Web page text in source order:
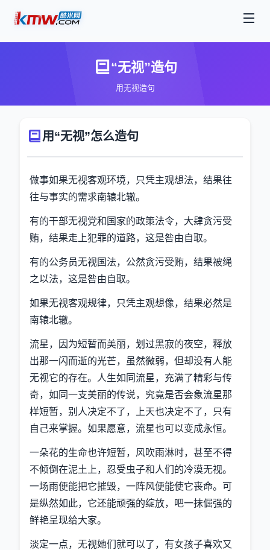
“无视”造句
用无视造句
用“无视”怎么造句
做事如果无视客观环境，只凭主观想法，结果往
往与事实的需求南辕北辙。
有的干部无视党和国家的政策法令，大肆贪污受
贿，结果走上犯罪的道路，这是咎由自取。
有的公务员无视国法，公然贪污受贿，结果被绳
之以法，这是咎由自取。
如果无视客观规律，只凭主观想像，结果必然是
南辕北辙。
流星，因为短暂而美丽，划过黑寂的夜空，释放
出那一闪而逝的光芒，虽然微弱，但却没有人能
无视它的存在。人生如同流星，充满了精彩与传
奇，如同一支美丽的传说，究竟是否会象流星那
样短暂，别人决定不了，上天也决定不了，只有
自己来掌握。如果愿意，流星也可以变成永恒。
一朵花的生命也许短暂，风吹雨淋时，甚至不得
不倾倒在泥土上，忍受虫子和人们的冷漠无视。
一场雨便能把它摧毁，一阵风便能使它丧命。可
是纵然如此，它还能顽强的绽放，吧一抹倔强的
鲜艳呈现给大家。
淡定一点，无视她们就可以了，有女孩子喜欢又